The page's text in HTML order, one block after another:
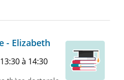
- Elizabeth
à 14:30